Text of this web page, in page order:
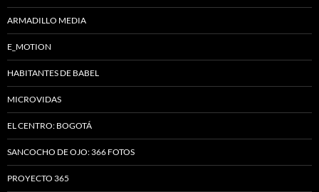
ARMADILLO MEDIA
E_MOTION
HABITANTES DE BABEL
MICROVIDAS
EL CENTRO: BOGOTÁ
SANCOCHO DE OJO: 366 FOTOS
PROYECTO 365